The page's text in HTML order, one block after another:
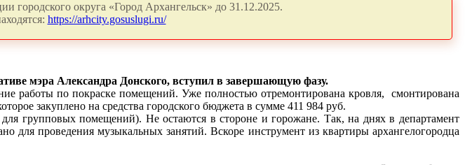
городского округа «Город Архангельск» до 31.12.2025.
https://arhcity.gosuslugi.ru/
мэра Александра Донского, вступил в завершающую фазу.
работы по покраске помещений. Уже полностью отремонтирована кровля,
смонтирована
закуплено на средства городского бюджета в сумме 411 984 руб.
групповых помещений). Не остаются в стороне и горожане. Так, на днях в департамент
для проведения музыкальных занятий. Вскоре инструмент из квартиры архангелогородца